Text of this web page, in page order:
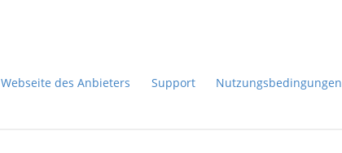
Webseite des Anbieters Support Nutzungsbedingungen